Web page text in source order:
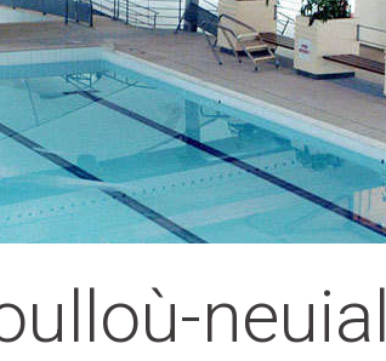
neuial